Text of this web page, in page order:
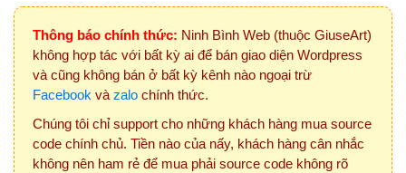
Thông báo chính thức: Ninh Bình Web (thuộc GiuseArt)
không hợp tác với bất kỳ ai để bán giao diện Wordpress
và cũng không bán ở bất kỳ kênh nào ngoại trừ
Facebook và zalo chính thức.
Chúng tôi chỉ support cho những khách hàng mua source
code chính chủ. Tiền nào của nấy, khách hàng cân nhắc
không nên ham rẻ để mua phải source code không rõ